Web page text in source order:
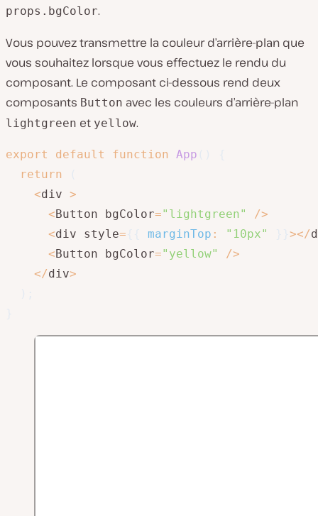
props.bgColor.
Vous pouvez transmettre la couleur d’arrière-plan que
vous souhaitez lorsque vous effectuez le rendu du
composant. Le composant ci-dessous rend deux
composants Button avec les couleurs d’arrière-plan
lightgreen et yellow.
export default function App
return
<div >
<Button bgColor="lightgreen" />
<div style= marginTop : "10px" ></
<Button bgColor="yellow" />
</div>